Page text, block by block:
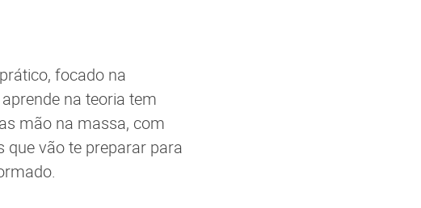
focado na
na teoria tem
mão na massa, com
vão te preparar para